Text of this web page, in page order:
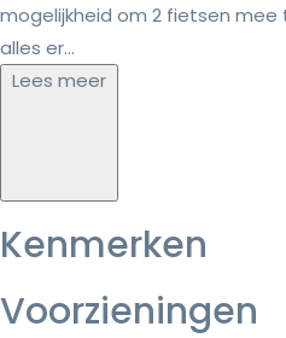
mogelijkheid om 2 fietsen
alles er...
Lees meer
Kenmerken
Voorzieningen